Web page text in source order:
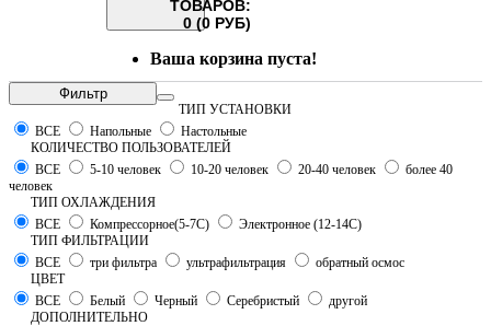
ТОВАРОВ:
0 (0 РУБ)
Ваша корзина пуста!
Фильтр
ТИП УСТАНОВКИ
ВСЕ
Напольные
Настольные
КОЛИЧЕСТВО ПОЛЬЗОВАТЕЛЕЙ
ВСЕ
5-10 человек 10-20 человек 20-40 человек
более 40
человек
ТИП ОХЛАЖДЕНИЯ
ВСЕ
Компрессорное(5-7С)
Электронное (12-14С)
ТИП ФИЛЬТРАЦИИ
ВСЕ
три фильтра ультрафильтрация
обратный осмос
ЦВЕТ
ВСЕ
Белый Черный Серебристый
другой
ДОПОЛНИТЕЛЬНО